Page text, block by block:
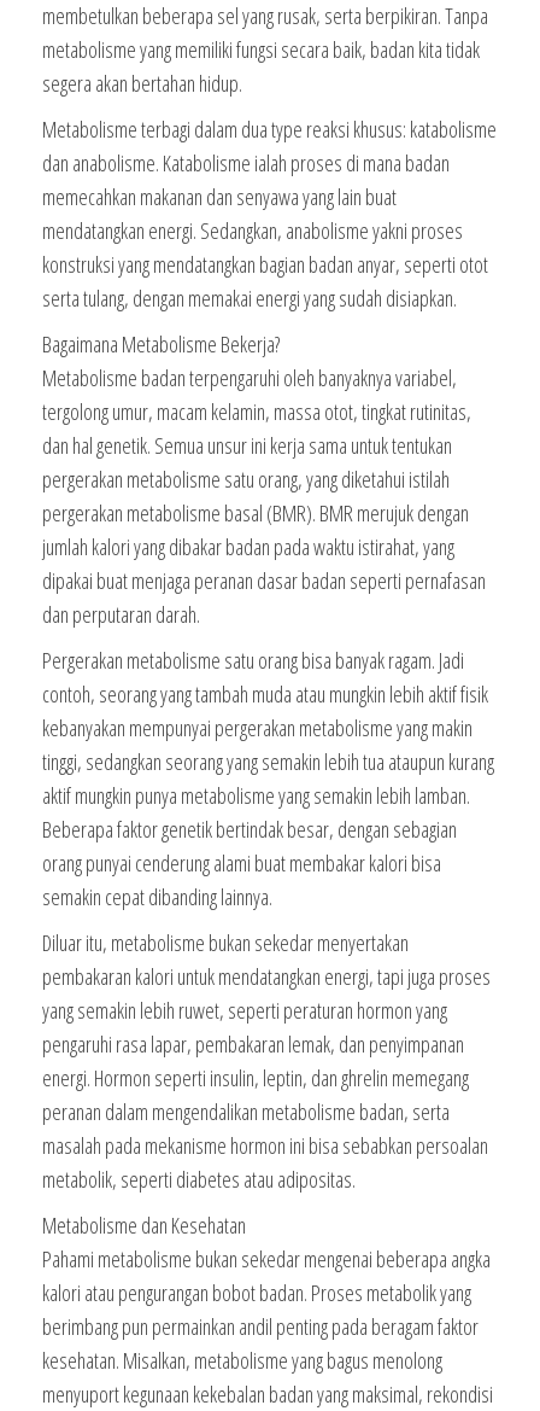
membetulkan beberapa sel yang rusak, serta berpikiran. Tanpa
metabolisme yang memiliki fungsi secara baik, badan kita tidak
segera akan bertahan hidup.
Metabolisme terbagi dalam dua type reaksi khusus: katabolisme
dan anabolisme. Katabolisme ialah proses di mana badan
memecahkan makanan dan senyawa yang lain buat
mendatangkan energi. Sedangkan, anabolisme yakni proses
konstruksi yang mendatangkan bagian badan anyar, seperti otot
serta tulang, dengan memakai energi yang sudah disiapkan.
Bagaimana Metabolisme Bekerja?
Metabolisme badan terpengaruhi oleh banyaknya variabel,
tergolong umur, macam kelamin, massa otot, tingkat rutinitas,
dan hal genetik. Semua unsur ini kerja sama untuk tentukan
pergerakan metabolisme satu orang, yang diketahui istilah
pergerakan metabolisme basal (BMR). BMR merujuk dengan
jumlah kalori yang dibakar badan pada waktu istirahat, yang
dipakai buat menjaga peranan dasar badan seperti pernafasan
dan perputaran darah.
Pergerakan metabolisme satu orang bisa banyak ragam. Jadi
contoh, seorang yang tambah muda atau mungkin lebih aktif fisik
kebanyakan mempunyai pergerakan metabolisme yang makin
tinggi, sedangkan seorang yang semakin lebih tua ataupun kurang
aktif mungkin punya metabolisme yang semakin lebih lamban.
Beberapa faktor genetik bertindak besar, dengan sebagian
orang punyai cenderung alami buat membakar kalori bisa
semakin cepat dibanding lainnya.
Diluar itu, metabolisme bukan sekedar menyertakan
pembakaran kalori untuk mendatangkan energi, tapi juga proses
yang semakin lebih ruwet, seperti peraturan hormon yang
pengaruhi rasa lapar, pembakaran lemak, dan penyimpanan
energi. Hormon seperti insulin, leptin, dan ghrelin memegang
peranan dalam mengendalikan metabolisme badan, serta
masalah pada mekanisme hormon ini bisa sebabkan persoalan
metabolik, seperti diabetes atau adipositas.
Metabolisme dan Kesehatan
Pahami metabolisme bukan sekedar mengenai beberapa angka
kalori atau pengurangan bobot badan. Proses metabolik yang
berimbang pun permainkan andil penting pada beragam faktor
kesehatan. Misalkan, metabolisme yang bagus menolong
menyuport kegunaan kekebalan badan yang maksimal, rekondisi